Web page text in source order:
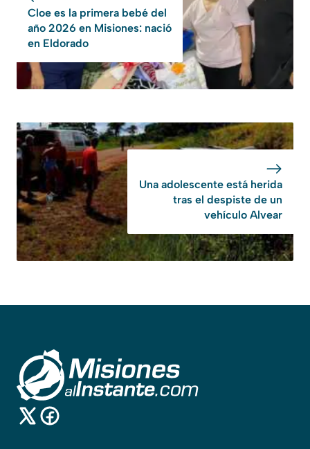
Cloe es la primera bebé del
año 2026 en Misiones: nació
en Eldorado
Una adolescente está herida
tras el despiste de un
vehículo Alvear